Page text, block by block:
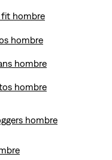
fit hombre
hombre
hombre
hombre
hombre